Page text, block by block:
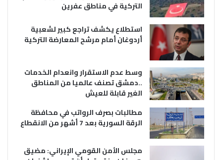
التركية في مناطق عفرين
استطلاع يكشف تراجع كبير لشعبية
أردوغان أمام مرشح المعارضة التركية
وسط عدم الاستقرار وانعدام الخدمات
..دمشق تصنف عالميا من المناطق
الغير قابلة للعيش
مطالبات بصرف الرواتب في محافظة
الرقة السورية بعد 7 أشهر من الانقطاع
مجلس الأمن القومي الإيراني: مضيق